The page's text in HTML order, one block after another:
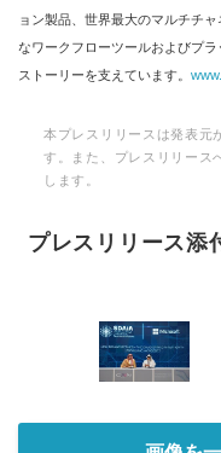
ョン製品、世界最大のマルチチ
なワークフローツールおよびプ
ストーリーを支えています。
本プレスリリースは発表元
す。また、プレスリリース
します。
プレスリリース添